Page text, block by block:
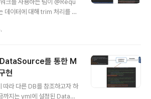
서 스프링컨테이너에 등록한
포인트 컷을 ..
크를 사용하는 팀이 @Requ
데이터에 대해 trim 처리를 요
았다.그래서, 이번 기회에 공부
청을 어떻게 처리하는지 이해
아래의 클래스들을 살펴보자.
이 요청을 받
에서 HandlerMapping을
를 통한 M
현
따라 다른 DB를 참조하고자 하
까지는 yml에 설정된 DataSo